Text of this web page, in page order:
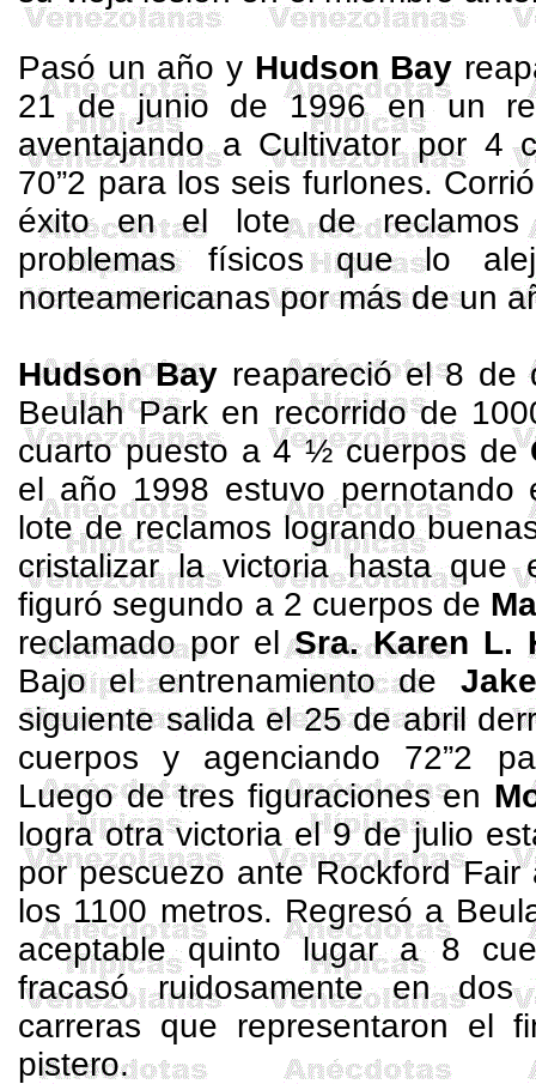
Pasó un año y Hudson Bay
21 de junio de 1996 en un
aventajando a Cultivatorpor 4
70”2 para los seis furlones.
éxito en el lote de reclamos
problemas físicos que lo
norteamericanas por más de un
Hudson Bay reapareció el 8 de
BeulahPark en recorrido de
cuarto puesto a 4 ½ cuerpos de
el año 1998 estuvo
lote de reclamos logrando
cristalizar la victoria hasta
figuró segundo a 2 cuerpos de
reclamado por elSra. Karen L.
Bajo el entrenamiento de Jake
siguiente salida el 25 de abril
cuerpos y agenciando 72”2
Luego de tres figuraciones en
logra otra victoria el 9 de julio
por pescuezo ante Rockford Fair
los 1100 metros. Regresó a
aceptable quinto lugar a 8
fracasó ruidosamente en dos
carreras que representaron el
pistero.